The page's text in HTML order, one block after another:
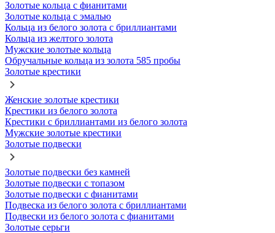
Золотые кольца с фианитами
Золотые кольца с эмалью
Кольца из белого золота с бриллиантами
Кольца из желтого золота
Мужские золотые кольца
Обручальные кольца из золота 585 пробы
Золотые крестики
Женские золотые крестики
Крестики из белого золота
Крестики с бриллиантами из белого золота
Мужские золотые крестики
Золотые подвески
Золотые подвески без камней
Золотые подвески с топазом
Золотые подвески с фианитами
Подвеска из белого золота с бриллиантами
Подвески из белого золота с фианитами
Золотые серьги